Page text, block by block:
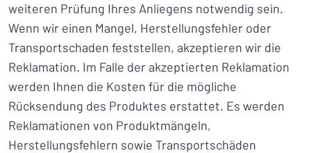
weiteren Prüfung Ihres Anliegens notwendig sein.
Wenn wir einen Mangel, Herstellungsfehler oder
Transportschaden feststellen, akzeptieren wir die
Reklamation. Im Falle der akzeptierten Reklamation
werden Ihnen die Kosten für die mögliche
Rücksendung des Produktes erstattet. Es werden
Reklamationen von Produktmängeln,
Herstellungsfehlern sowie Transportschäden